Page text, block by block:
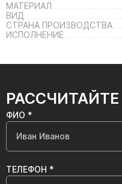
МАТЕРИАЛ
ВИД
СТРАНА ПРОИЗВОДСТВА
ИСПОЛНЕНИЕ
ФИО *
ТЕЛЕФОН *